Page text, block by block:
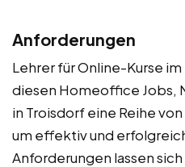
Anforderungen
Lehrer für Online-Kurse
diesen Homeoffice Jobs,
in Troisdorf eine Reihe
um effektiv und
Anforderungen lassen